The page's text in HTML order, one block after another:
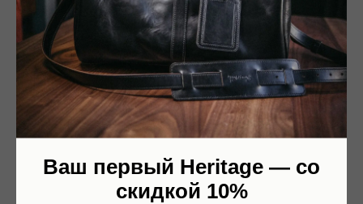
Ваш первый Heritage — со
скидкой 10%
вопросы — по размеру, коже, цвету, фурнитуре
или срокам.
Напишите нам, и мы поможем быстро
разобраться и подобрать лучший вариант.
Мы на связикаждый день с 10:00 до 22:00 по
МСК